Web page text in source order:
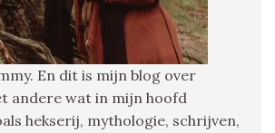
En dit is mijn blog over
andere wat in mijn hoofd
hekserij, mythologie, schrijven,